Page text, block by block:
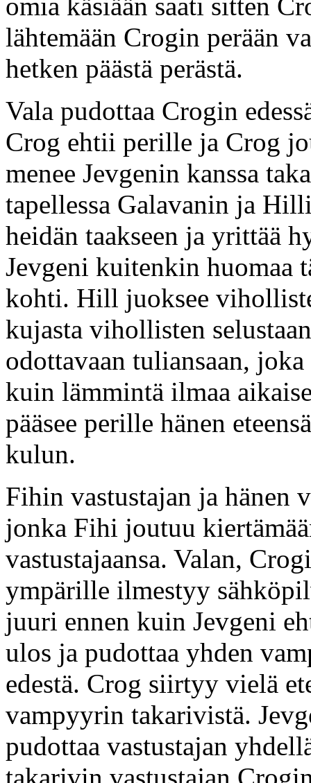
omia käsiään saati sitten
lähtemään Crogin perään
hetken päästä perästä.
Vala pudottaa Crogin
Crog ehtii perille ja Crog
menee Jevgenin kanssa
tapellessa Galavanin ja
heidän taakseen ja yrittää
Jevgeni kuitenkin huomaa
kohti. Hill juoksee
kujasta vihollisten
odottavaan tuliansaan,
kuin lämmintä ilmaa
pääsee perille hänen
kulun.
Fihin vastustajan ja hänen
jonka Fihi joutuu
vastustajaansa. Valan,
ympärille ilmestyy
juuri ennen kuin Jevgeni
ulos ja pudottaa yhden
edestä. Crog siirtyy vielä
vampyyrin takarivistä.
pudottaa vastustajan